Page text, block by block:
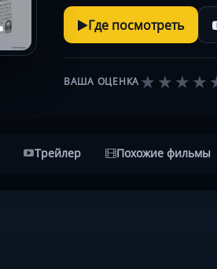
Где посмотреть
ВАША ОЦЕНКА ★★★★
Трейлер Похожие фильмы